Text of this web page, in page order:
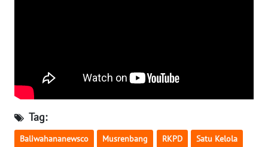
Tag:
Baliwahananewsco Musrenbang RKPD Satu Kelola
WN
WN